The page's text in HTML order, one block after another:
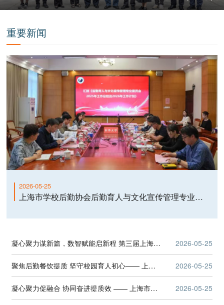
重要新闻
2026-05-25
上海市学校后勤协会后勤育人与文化宣传管理专业委员会二届四次主任秘书长会议顺利召开
凝心聚力谋新篇，数智赋能启新程 第三届上海市学校后勤协会信息化专业委员会2026年工作研讨会顺利召开 2026-05-25
聚焦后勤餐饮提质 坚守校园育人初心—— 上海市学校后勤协会餐饮管理专业委员会工作研讨会顺利召开 2026-05-25
凝心聚力促融合 协同奋进提质效 —— 上海市学校后勤协会分支机构秘书长工作交流会顺利召开 2026-05-25